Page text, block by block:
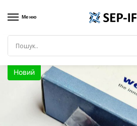
Меню
Головна
Новий